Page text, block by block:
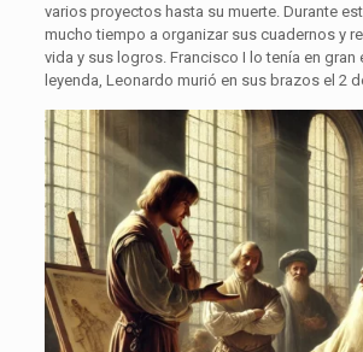
varios proyectos hasta su muerte. Durante
mucho tiempo a organizar sus cuadernos y
vida y sus logros. Francisco I lo tenía en gran
leyenda, Leonardo murió en sus brazos el 2